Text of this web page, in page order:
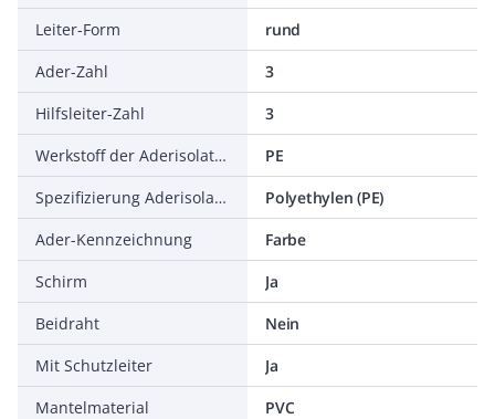
Leiter-Form
rund
Ader-Zahl
3
Hilfsleiter-Zahl
3
Werkstoff der Aderisolation
PE
Spezifizierung Aderisolation
Polyethylen (PE)
Ader-Kennzeichnung
Farbe
Schirm
Ja
Beidraht
Nein
Mit Schutzleiter
Ja
Mantelmaterial
PVC